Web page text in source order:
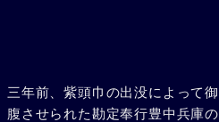
三年前、紫頭巾の出没によって
腹させられた勘定奉行豊中兵庫